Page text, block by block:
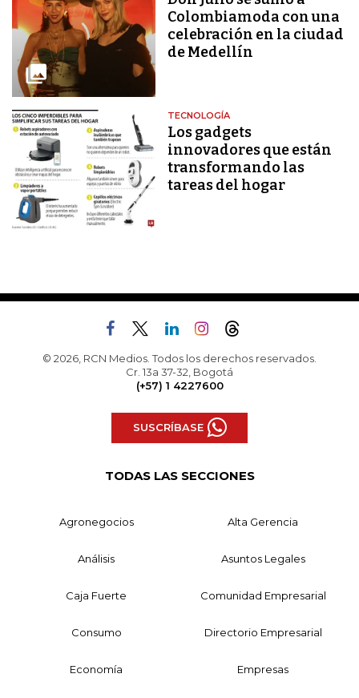
Colombiamoda con una
celebración en la ciudad
de Medellín
TECNOLOGÍA
Los gadgets
innovadores que están
transformando las
tareas del hogar
© 2026, RCN Medios. Todos los derechos reservados.
Cr. 13a 37-32, Bogotá
(+57) 1 4227600
SUSCRÍBASE
TODAS LAS SECCIONES
Agronegocios Alta Gerencia
Análisis Asuntos Legales
Caja Fuerte Comunidad Empresarial
Consumo Directorio Empresarial
Economía Empresas